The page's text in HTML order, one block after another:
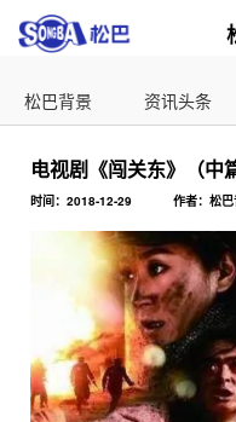
松巴背景 资讯头条
电视剧《闯关东》（中
时间：2018-12-29 作者：松